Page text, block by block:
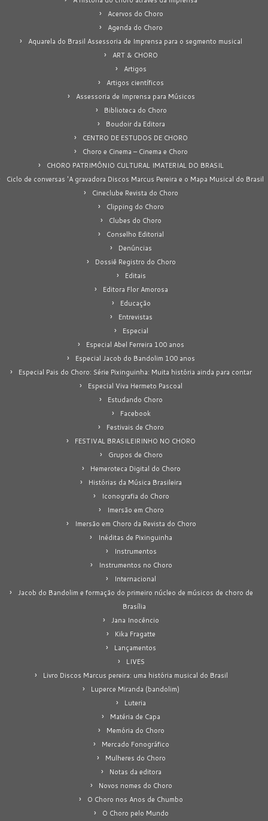
Acervos do Choro
Agenda do Choro
Aquarela do Brasil Assessoria de Imprensa para o segmento musical
ART & CHORO
Artigos
Artigos científicos
Assessoria de Imprensa para Músicos
Biblioteca do Choro
Boudoir da Editora
CENTRO DE ESTUDOS DE CHORO
Choro e Cinema – Cinema e Choro
CHORO PATRIMÔNIO CULTURAL IMATERIAL DO BRASIL
Ciclo de conversas 'A gravadora Discos Marcus Pereira e o Mapa Musical do Brasil
Cineclube Revista do Choro
Clipping do Choro
Clubes do Choro
Conselho Editorial
Denúncias
Dossiê Registro do Choro
Editais
Editora Flor Amorosa
Educação
Entrevistas
Especial
Especial Abel Ferreira 100 anos
Especial Jacob do Bandolim 100 anos
Especial Pais do Choro: Série Pixinguinha: Muita história ainda para contar
Especial Viva Hermeto Pascoal
Estudando Choro
Facebook
Festivais de Choro
FESTIVAL BRASILEIRINHO NO CHORO
Grupos de Choro
Hemeroteca Digital do Choro
Histórias da Música Brasileira
Iconografia do Choro
Imersão em Choro
Imersão em Choro da Revista do Choro
Inéditas de Pixinguinha
Instrumentos
Instrumentos no Choro
Internacional
Jacob do Bandolim e formação do primeiro núcleo de músicos de choro de
Brasília
Jana Inocêncio
Kika Fragatte
Lançamentos
LIVES
Livro Discos Marcus pereira: uma história musical do Brasil
Luperce Miranda (bandolim)
Luteria
Matéria de Capa
Memória do Choro
Mercado Fonográfico
Mulheres do Choro
Notas da editora
Novos nomes do Choro
O Choro nos Anos de Chumbo
O Choro pelo Mundo